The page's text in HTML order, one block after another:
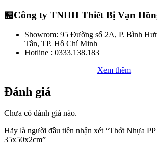
🏪Công ty TNHH Thiết Bị Vạn
Showrom: 95 Đường số 2A, P. Bình
Tân, TP. Hồ Chí Minh
Hotline : 0333.138.183
Xem thêm
Đánh giá
Chưa có đánh giá nào.
Hãy là người đầu tiên nhận xét “Thớt Nhựa
35x50x2cm”